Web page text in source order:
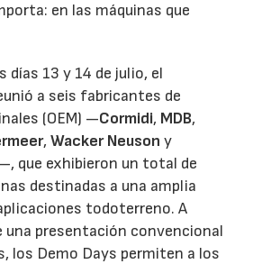
en las máquinas que
días 13 y 14 de julio, el
a seis fabricantes de
(OEM) —Cormidi, MDB,
,Wacker Neuson y
que exhibieron un total de
destinadas a una amplia
todoterreno. A
una presentación convencional
los Demo Days permiten a los